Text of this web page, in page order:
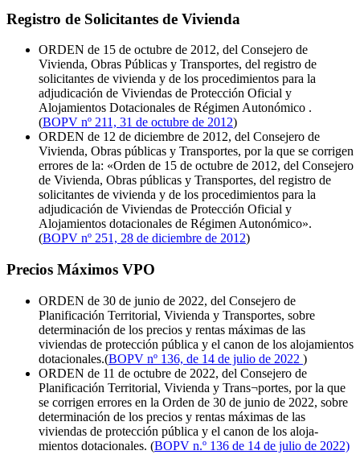
Registro de Solicitantes de Vivienda
ORDEN de 15 de octubre de 2012, del Consejero de
Vivienda, Obras Públicas y Transportes, del registro de
solicitantes de vivienda y de los procedimientos para la
adjudicación de Viviendas de Protección Oficial y
Alojamientos Dotacionales de Régimen Autonómico .
(BOPV nº 211, 31 de octubre de 2012)
ORDEN de 12 de diciembre de 2012, del Consejero de
Vivienda, Obras públicas y Transportes, por la que se corrigen
errores de la: «Orden de 15 de octubre de 2012, del Consejero
de Vivienda, Obras públicas y Transportes, del registro de
solicitantes de vivienda y de los procedimientos para la
adjudicación de Viviendas de Protección Oficial y
Alojamientos dotacionales de Régimen Autonómico».
(BOPV nº 251, 28 de diciembre de 2012)
Precios Máximos VPO
ORDEN de 30 de junio de 2022, del Consejero de
Planificación Territorial, Vivienda y Transportes, sobre
determinación de los precios y rentas máximas de las
viviendas de protección pública y el canon de los alojamientos
dotacionales.(BOPV nº 136, de 14 de julio de 2022 )
ORDEN de 11 de octubre de 2022, del Consejero de
Planificación Territorial, Vivienda y Trans¬portes, por la que
se corrigen errores en la Orden de 30 de junio de 2022, sobre
determinación de los precios y rentas máximas de las
viviendas de protección pública y el canon de los aloja-
mientos dotacionales. (BOPV n.º 136 de 14 de julio de 2022)